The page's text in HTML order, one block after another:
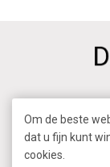
keuze uit
ze in
Panty’s zijn een
is inmiddels al
voor elke vrouw
ook bij
Om de beste
dat u fijn kunt
cookies.